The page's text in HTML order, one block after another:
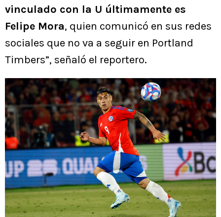
vinculado con la U últimamente es
Felipe Mora, quien comunicó en sus redes
sociales que no va a seguir en Portland
Timbers”, señaló el reportero.